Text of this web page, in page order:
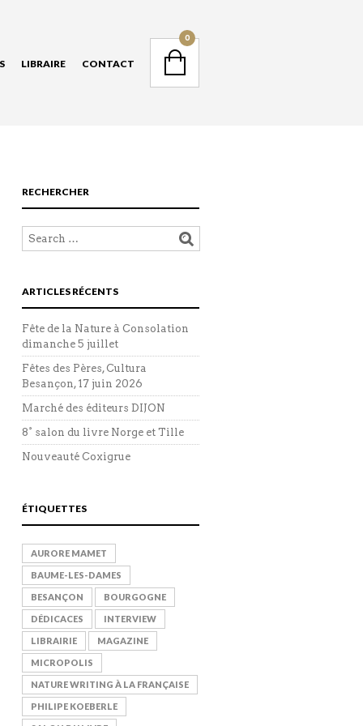
LIBRAIRE CONTACT
0
RECHERCHER
ARTICLES RÉCENTS
Fête de la Nature à Consolation
dimanche 5 juillet
Fêtes des Pères, Cultura
Besançon, 17 juin 2026
Marché des éditeurs DIJON
8° salon du livre Norge et Tille
Nouveauté Coxigrue
ÉTIQUETTES
AURORE MAMET
BAUME-LES-DAMES
BESANÇON BOURGOGNE
DÉDICACES INTERVIEW
LIBRAIRIE MAGAZINE
MICROPOLIS
NATURE WRITING À LA FRANÇAISE
PHILIPE KOEBERLE